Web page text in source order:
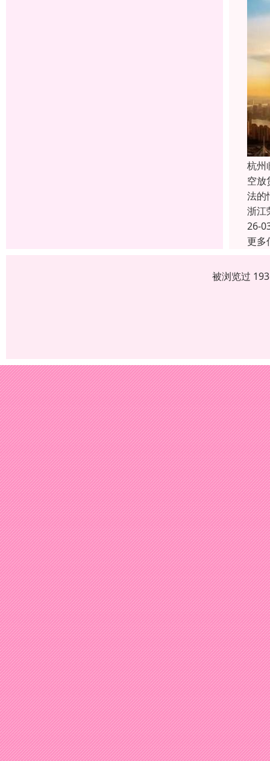
杭州
空放
法的
浙江
26-
更多
被浏览过